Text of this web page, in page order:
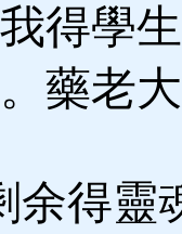
得學
藥老
得靈